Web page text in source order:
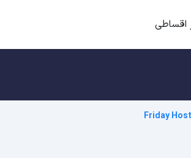
اقساطی
Friday